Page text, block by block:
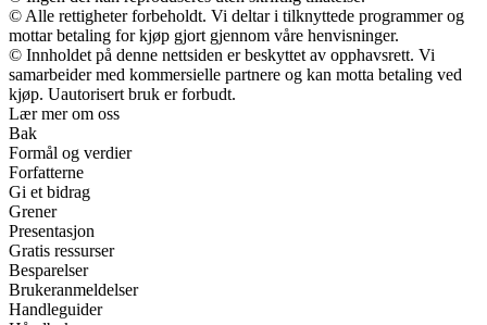
© Alle rettigheter forbeholdt. Vi deltar i tilknyttede programmer og
mottar betaling for kjøp gjort gjennom våre henvisninger.
© Innholdet på denne nettsiden er beskyttet av opphavsrett. Vi
samarbeider med kommersielle partnere og kan motta betaling ved
kjøp. Uautorisert bruk er forbudt.
Lær mer om oss
Bak
Formål og verdier
Forfatterne
Gi et bidrag
Grener
Presentasjon
Gratis ressurser
Besparelser
Brukeranmeldelser
Handleguider